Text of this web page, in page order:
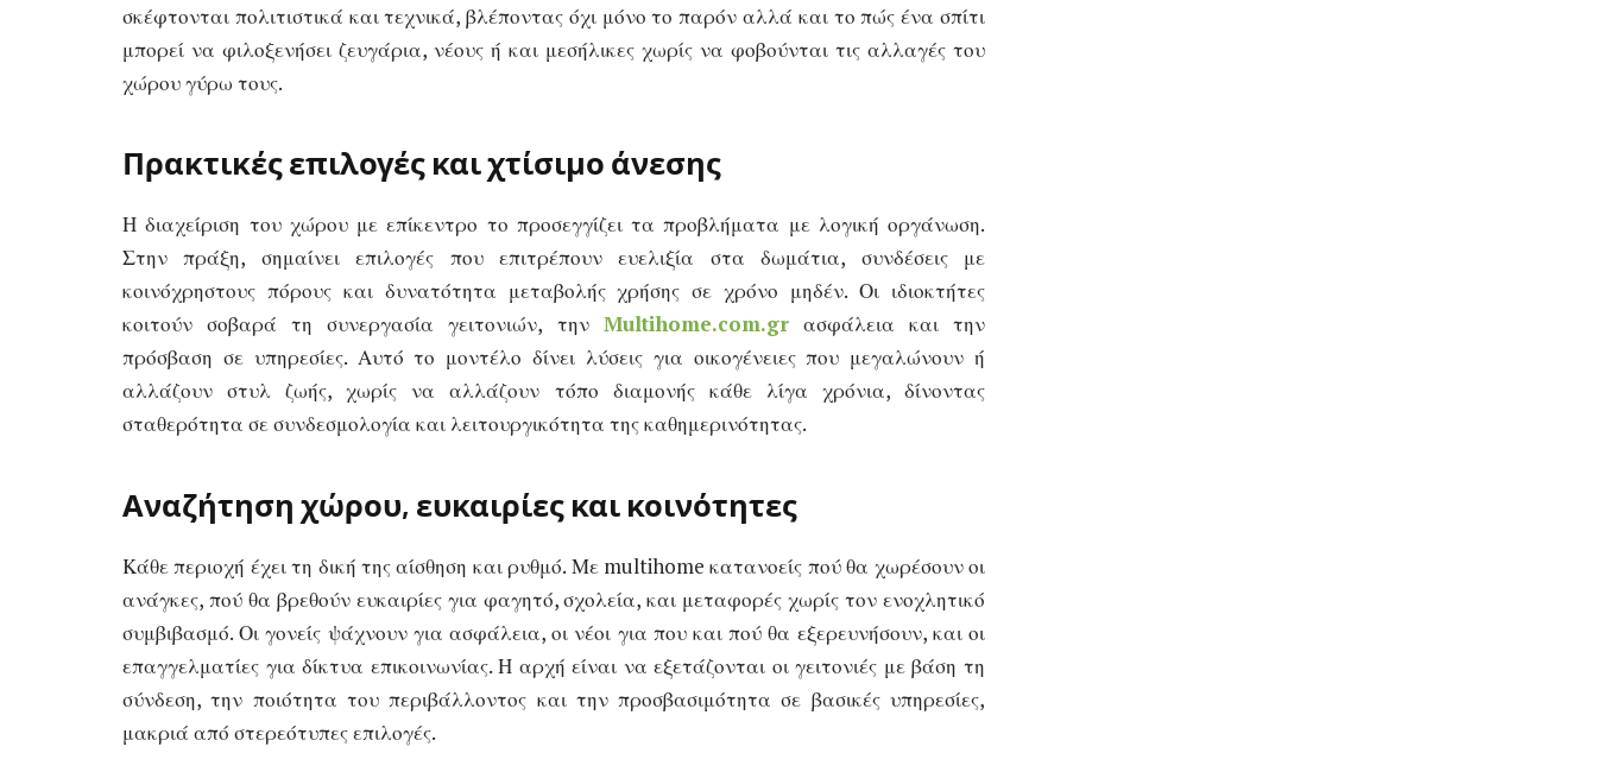
σκέφτονται πολιτιστικά και τεχνικά, βλέποντας όχι μόνο το παρόν αλλά και το πώς ένα σπίτι
μπορεί να φιλοξενήσει ζευγάρια, νέους ή και μεσήλικες χωρίς να φοβούνται τις αλλαγές του
χώρου γύρω τους.
Πρακτικές επιλογές και χτίσιμο άνεσης
Η διαχείριση του χώρου με επίκεντρο το προσεγγίζει τα προβλήματα με λογική οργάνωση.
Στην πράξη, σημαίνει επιλογές που επιτρέπουν ευελιξία στα δωμάτια, συνδέσεις με
κοινόχρηστους πόρους και δυνατότητα μεταβολής χρήσης σε χρόνο μηδέν. Οι ιδιοκτήτες
κοιτούν σοβαρά τη συνεργασία γειτονιών, την Multihome.com.grασφάλεια και την
πρόσβαση σε υπηρεσίες. Αυτό το μοντέλο δίνει λύσεις για οικογένειες που μεγαλώνουν ή
αλλάζουν στυλ ζωής, χωρίς να αλλάζουν τόπο διαμονής κάθε λίγα χρόνια, δίνοντας
σταθερότητα σε συνδεσμολογία και λειτουργικότητα της καθημερινότητας.
Αναζήτηση χώρου, ευκαιρίες και κοινότητες
Κάθε περιοχή έχει τη δική της αίσθηση και ρυθμό. Με multihome κατανοείς πού θα χωρέσουν οι
ανάγκες, πού θα βρεθούν ευκαιρίες για φαγητό, σχολεία, και μεταφορές χωρίς τον ενοχλητικό
συμβιβασμό. Οι γονείς ψάχνουν για ασφάλεια, οι νέοι για που και πού θα εξερευνήσουν, και οι
επαγγελματίες για δίκτυα επικοινωνίας. Η αρχή είναι να εξετάζονται οι γειτονιές με βάση τη
σύνδεση, την ποιότητα του περιβάλλοντος και την προσβασιμότητα σε βασικές υπηρεσίες,
μακριά από στερεότυπες επιλογές.